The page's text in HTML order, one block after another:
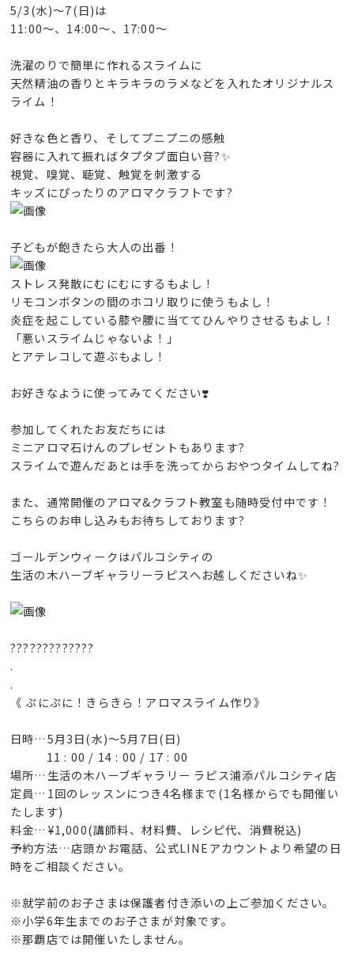
5/3(水)〜7(日)は
11:00〜、14:00〜、17:00〜
洗濯のりで簡単に作れるスライムに
天然精油の香りとキラキラのラメなどを入れたオリジナルス
ライム！
好きな色と香り、そしてプニプニの感触
容器に入れて振ればタプタプ面白い音?✨
視覚、嗅覚、聴覚、触覚を刺激する
キッズにぴったりのアロマクラフトです?
子どもが飽きたら大人の出番！
ストレス発散にむにむにするもよし！
リモコンボタンの間のホコリ取りに使うもよし！
炎症を起こしている膝や腰に当ててひんやりさせるもよし！
「悪いスライムじゃないよ！」
とアテレコして遊ぶもよし！
お好きなように使ってみてください❣️
参加してくれたお友だちには
ミニアロマ石けんのプレゼントもあります?
スライムで遊んだあとは手を洗ってからおやつタイムしてね?
また、通常開催のアロマ&クラフト教室も随時受付中です！
こちらのお申し込みもお待ちしております?
ゴールデンウィークはパルコシティの
生活の木ハーブギャラリーラピスへお越しくださいね✨
?????????????
.
.
《 ぷにぷに！きらきら！アロマスライム作り》
日時…5月3日(水)～5月7日(日)
11 : 00 / 14 : 00 / 17 : 00
場所…生活の木ハーブギャラリー ラピス浦添パルコシティ店
定員…1回のレッスンにつき4名様まで(1名様からでも開催い
たします)
料金…¥1,000(講師料、材料費、レシピ代、消費税込)
予約方法…店頭かお電話、公式LINEアカウントより希望の日
時をご相談ください。
※就学前のお子さまは保護者付き添いの上ご参加ください。
※小学6年生までのお子さまが対象です。
※那覇店では開催いたしません。